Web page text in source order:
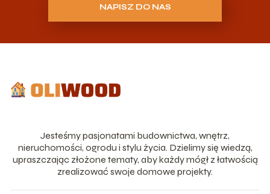
NAPISZ DO NAS
Jesteśmy pasjonatami budownictwa, wnętrz,
nieruchomości, ogrodu i stylu życia. Dzielimy się wiedzą,
upraszczając złożone tematy, aby każdy mógł z łatwością
zrealizować swoje domowe projekty.